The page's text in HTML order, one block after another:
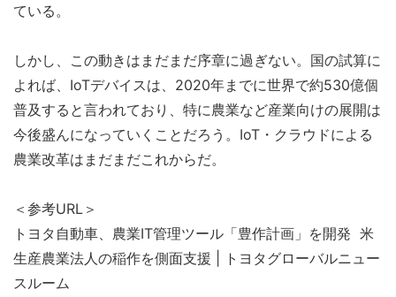
ている。
しかし、この動きはまだまだ序章に過ぎない。国の試算に
よれば、IoTデバイスは、2020年までに世界で約530億個
普及すると言われており、特に農業など産業向けの展開は
今後盛んになっていくことだろう。IoT・クラウドによる
農業改革はまだまだこれからだ。
＜参考URL＞
トヨタ自動車、農業IT管理ツール「豊作計画」を開発 米
生産農業法人の稲作を側面支援 | トヨタグローバルニュー
スルーム